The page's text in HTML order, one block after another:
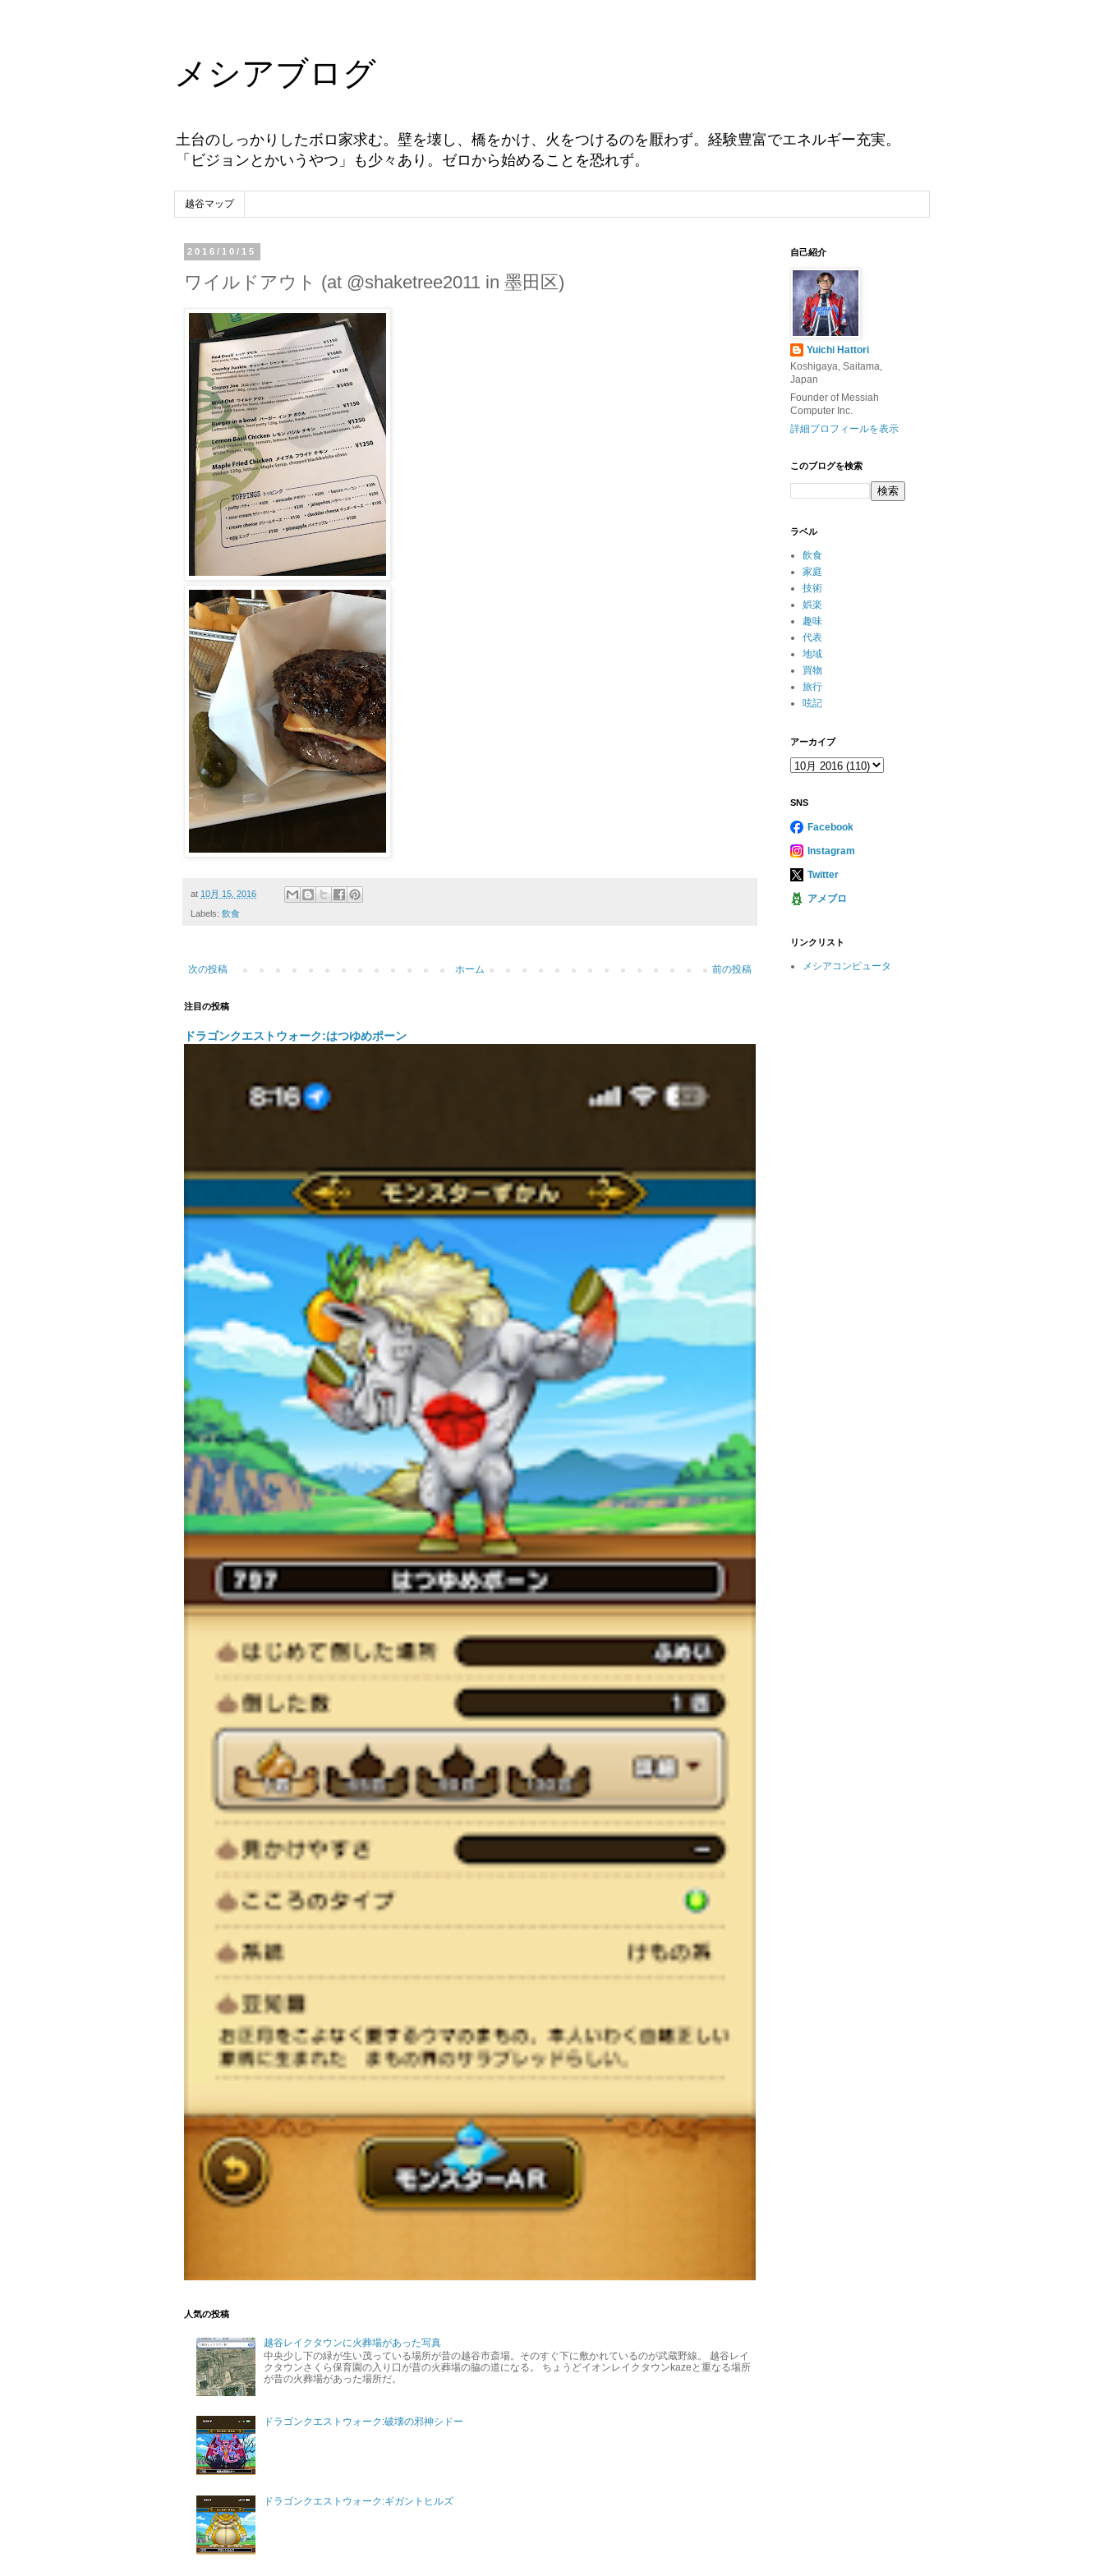
メシアブログ
土台のしっかりしたボロ家求む。壁を壊し、橋をかけ、火をつけるのを厭わず。経験豊富でエネルギー充実。
「ビジョンとかいうやつ」も少々あり。ゼロから始めることを恐れず。
越谷マップ
2016/10/15
ワイルドアウト (at @shaketree2011 in 墨田区)
at 10月 15, 2016
Labels: 飲食
次の投稿 前の投稿
ホーム
注目の投稿
ドラゴンクエストウォーク:はつゆめポーン
人気の投稿
越谷レイクタウンに火葬場があった写真
中央少し下の緑が生い茂っている場所が昔の越谷市斎場。そのすぐ下に敷かれているのが武蔵野線。 越谷レイ
クタウンさくら保育園の入り口が昔の火葬場の脇の道になる。 ちょうどイオンレイクタウンkazeと重なる場所
が昔の火葬場があった場所だ。
ドラゴンクエストウォーク:破壊の邪神シドー
ドラゴンクエストウォーク:ギガントヒルズ
自己紹介
Yuichi Hattori
Koshigaya, Saitama,
Japan
Founder of Messiah
Computer Inc.
詳細プロフィールを表示
このブログを検索
ラベル
飲食
家庭
技術
娯楽
趣味
代表
地域
買物
旅行
呟記
アーカイブ
SNS
Facebook
Instagram
Twitter
アメブロ
リンクリスト
メシアコンピュータ